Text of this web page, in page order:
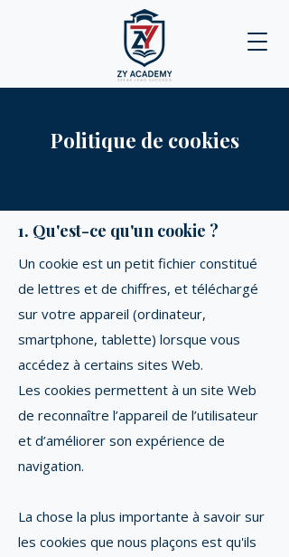
Politique de cookies
1. Qu'est-ce qu'un cookie ?
Un cookie est un petit fichier constitué
de lettres et de chiffres, et téléchargé
sur votre appareil (ordinateur,
smartphone, tablette) lorsque vous
accédez à certains sites Web.
Les cookies permettent à un site Web
de reconnaître l’appareil de l’utilisateur
et d’améliorer son expérience de
navigation.
La chose la plus importante à savoir sur
les cookies que nous plaçons est qu'ils